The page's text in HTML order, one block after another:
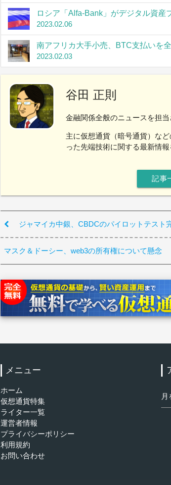
ロシア「Alfa-Bank」がデジタル資産
2023.02.06
南アフリカ大手小売、BTC支払いを
2023.02.03
谷田 正則
金融関係全般のニュースを担当
主に仮想通貨（暗号通貨）な
った先端技術に関する最新情
記事
ジャマイカ中銀、CBDCのパイロットテスト
マスク＆ドーシー、web3の所有権について懸念
メニュー
ホーム
仮想通貨特集
ライター一覧
運営者情報
プライバシーポリシー
利用規約
お問い合わせ
ー
カ